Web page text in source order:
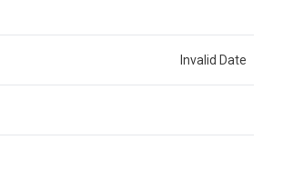
Invalid Date